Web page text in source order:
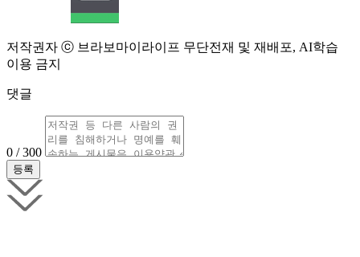
저작권자 ⓒ 브라보마이라이프 무단전재 및 재배포, AI학습
이용 금지
댓글
0 / 300